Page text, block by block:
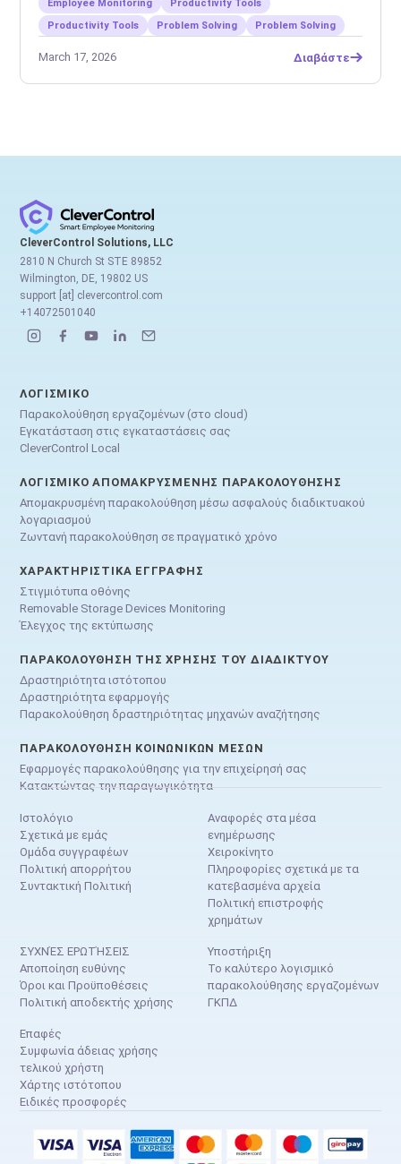
Employee Monitoring
Productivity Tools
Productivity Tools
Problem Solving Problem Solving
March 17, 2026 Διαβάστε
CleverControl Solutions, LLC
2810 N Church St STE 89852
Wilmington, DE, 19802 US
support [at] clevercontrol.com
+14072501040
ΛΟΓΙΣΜΙΚΌ
Παρακολούθηση εργαζομένων (στο cloud)
Εγκατάσταση στις εγκαταστάσεις σας
CleverControl Local
ΛΟΓΙΣΜΙΚΌ ΑΠΟΜΑΚΡΥΣΜΈΝΗΣ ΠΑΡΑΚΟΛΟΎΘΗΣΗΣ
Απομακρυσμένη παρακολούθηση μέσω ασφαλούς διαδικτυακού
λογαριασμού
Ζωντανή παρακολούθηση σε πραγματικό χρόνο
ΧΑΡΑΚΤΗΡΙΣΤΙΚΆ ΕΓΓΡΑΦΉΣ
Στιγμιότυπα οθόνης
Removable Storage Devices Monitoring
Έλεγχος της εκτύπωσης
ΠΑΡΑΚΟΛΟΎΘΗΣΗ ΤΗΣ ΧΡΉΣΗΣ ΤΟΥ ΔΙΑΔΙΚΤΎΟΥ
Δραστηριότητα ιστότοπου
Δραστηριότητα εφαρμογής
Παρακολούθηση δραστηριότητας μηχανών αναζήτησης
ΠΑΡΑΚΟΛΟΎΘΗΣΗ ΚΟΙΝΩΝΙΚΏΝ ΜΈΣΩΝ
Εφαρμογές παρακολούθησης για την επιχείρησή σας
Κατακτώντας την παραγωγικότητα
Ιστολόγιο
Σχετικά με εμάς
Ομάδα συγγραφέων
Πολιτική απορρήτου
Συντακτική Πολιτική
Αναφορές στα μέσα
ενημέρωσης
Χειροκίνητο
Πληροφορίες σχετικά με τα
κατεβασμένα αρχεία
Πολιτική επιστροφής
χρημάτων
ΣΥΧΝΈΣ ΕΡΩΤΉΣΕΙΣ
Αποποίηση ευθύνης
Όροι και Προϋποθέσεις
Πολιτική αποδεκτής χρήσης
Υποστήριξη
Το καλύτερο λογισμικό
παρακολούθησης εργαζομένων
ΓΚΠΔ
Επαφές
Συμφωνία άδειας χρήσης
τελικού χρήστη
Χάρτης ιστότοπου
Ειδικές προσφορές